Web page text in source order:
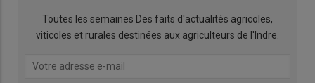
Toutes les semaines Des faits d'actualités agricoles,
viticoles et rurales destinées aux agriculteurs de l'Indre.